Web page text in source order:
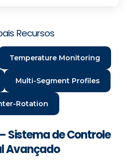
Recursos
Temperature Monitoring
Multi-Segment Profiles
Rotation
Sistema de Controle
Avançado